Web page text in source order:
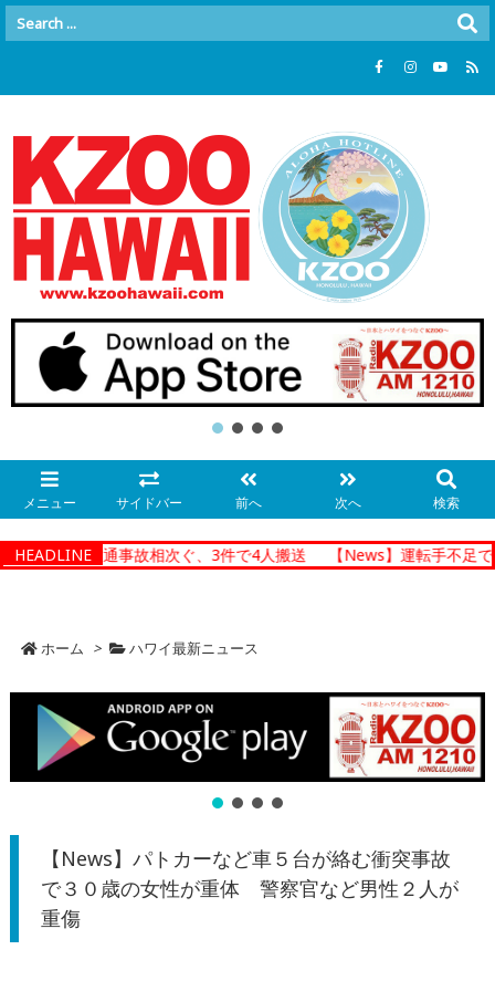
メニュー サイドバー 前へ 次へ 検索
HEADLINE
で朝の交通事故相次ぐ、3件で4人搬送 【News】運転手不足で
ホーム > ハワイ最新ニュース
【News】パトカーなど車５台が絡む衝突事故
で３０歳の女性が重体 警察官など男性２人が
重傷